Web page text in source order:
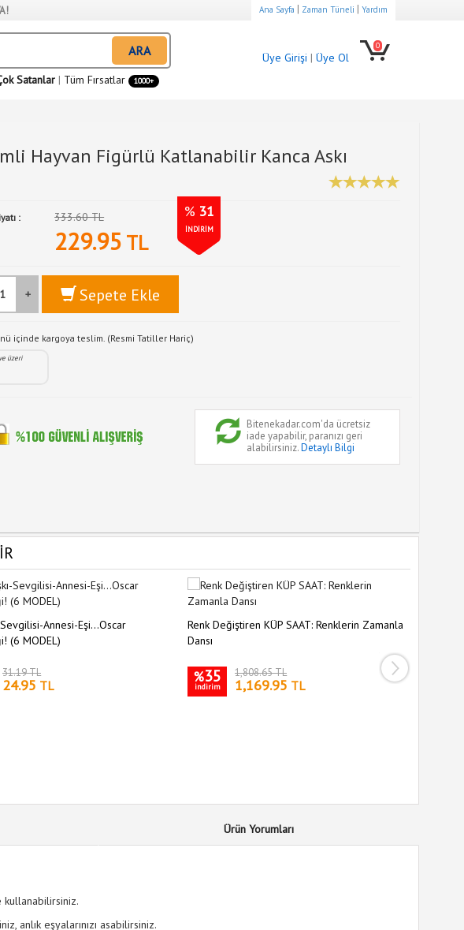
Ana Sayfa | Zaman Tüneli | Yardım
ARA
Satanlar | Tüm Fırsatlar 1000+
Üye Girişi | Üye Ol
0
Hayvan Figürlü Katlanabilir Kanca Askı
: 333.60 TL % 31
İNDİRİM
229.95 TL
+ Sepete Ekle
içinde kargoya teslim. (Resmi Tatiller Hariç)
üzeri
Bitenekadar.com'da ücretsiz
iade yapabilir, paranızı geri
alabilirsiniz.Detaylı Bilgi
Sevgilisi-Annesi-Eşi...Oscar
(6 MODEL)
31.19 TL
24.95 TL
Renk Değiştiren KÜP SAAT: Renklerin Zamanla
Dansı
%35
indirim
1,808.65 TL
1,169.95 TL
Ürün Yorumları
kullanabilirsiniz.
anlık eşyalarınızı asabilirsiniz.